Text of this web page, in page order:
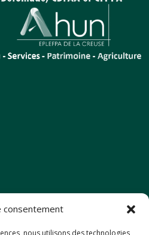
consentement
nous utilisons des technologies